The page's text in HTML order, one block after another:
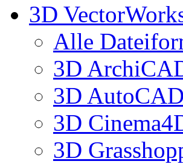
3D
Alle
3D
3D
3D
3D